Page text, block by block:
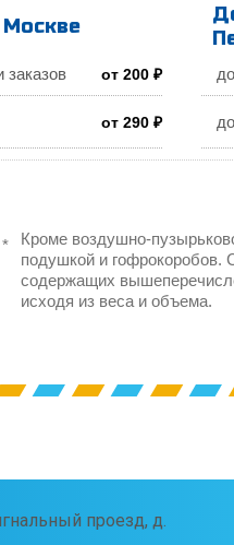
заказов от 200 ₽
от 290 ₽
Кроме воздушно-
подушкой и гофрокоробов.
содержащих
исходя из веса и объема.
проезд, д.